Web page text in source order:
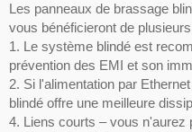
Les panneaux de brassage
vous bénéficieront de
1. Le système blindé est
prévention des EMI et son
2. Si l'alimentation par
blindé offre une meilleure
4. Liens courts – vous n'aurez